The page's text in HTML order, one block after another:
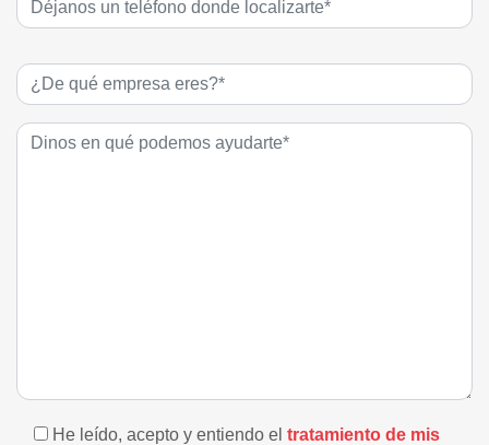
He leído, acepto y entiendo el tratamiento de mis